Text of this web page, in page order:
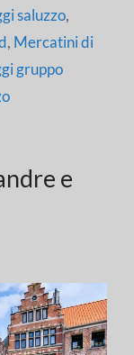
saluzzo,
, Mercatini di
gruppo
e